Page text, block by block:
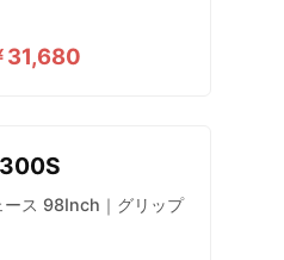
31,680
ス 98Inch｜グリップ